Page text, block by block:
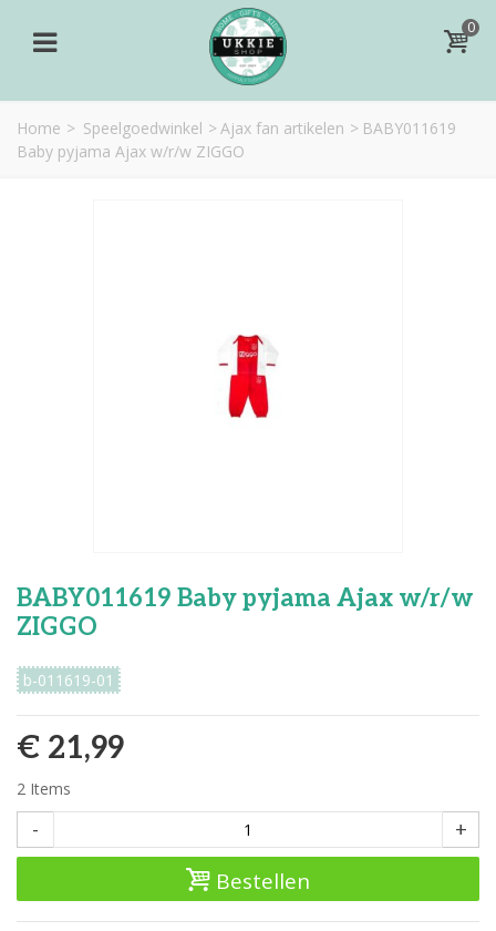
0
Home > Speelgoedwinkel > Ajax fan artikelen > BABY011619
Baby pyjama Ajax w/r/w ZIGGO
BABY011619 Baby pyjama Ajax w/r/w
ZIGGO
b-011619-01
€ 21,99
2 Items
- +
Bestellen